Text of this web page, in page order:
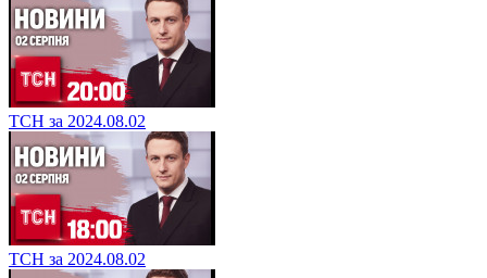
ТСН за 2024.08.02
ТСН за 2024.08.02